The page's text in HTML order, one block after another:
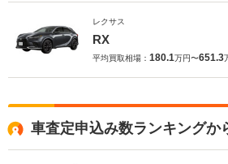
レクサス
RX
平均買取相場： 180.1万円〜651.3
車査定申込み数ランキングか